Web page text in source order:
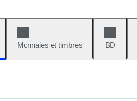
Monnaies et timbres BD